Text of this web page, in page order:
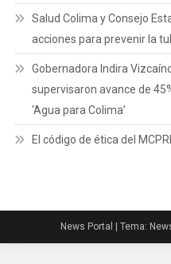
Salud Colima y Consejo
acciones para prevenir la
Gobernadora Indira
supervisaron avance de
‘Agua para Colima’
El código de ética del
News Portal Tema: